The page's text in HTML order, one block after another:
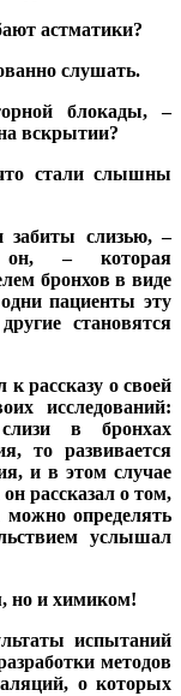
астматики?
слушать.
блокады, –
вскрытии?
стали слышны
забиты слизью, –
он, – которая
бронхов в виде
пациенты эту
становятся
рассказу о своей
исследований:
в бронхах
то развивается
и в этом случае
рассказал о том,
определять
услышал
но и химиком!
испытаний
методов
о которых